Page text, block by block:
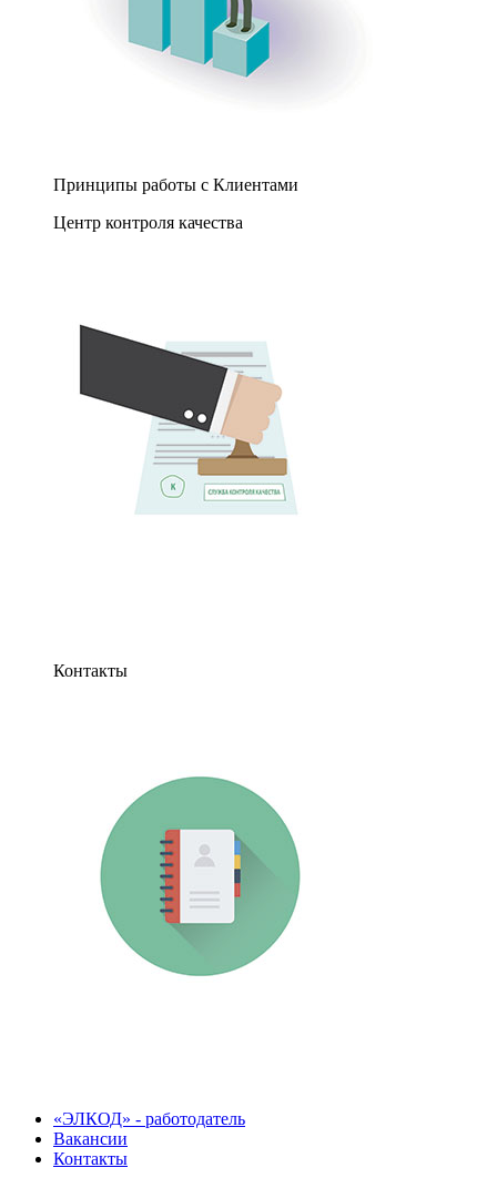
Принципы работы с Клиентами
Центр контроля качества
Контакты
«ЭЛКОД» - работодатель
Вакансии
Контакты